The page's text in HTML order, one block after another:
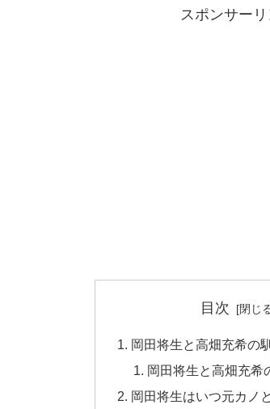
スポンサーリ
目次
岡田将生と高畑充希の
岡田将生と高畑充希
岡田将生はいつ元カノ